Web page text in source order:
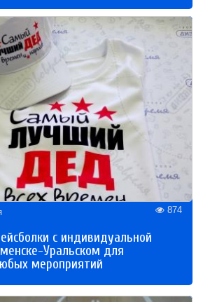
874
с индивидуальной
Уральском для
мероприятий